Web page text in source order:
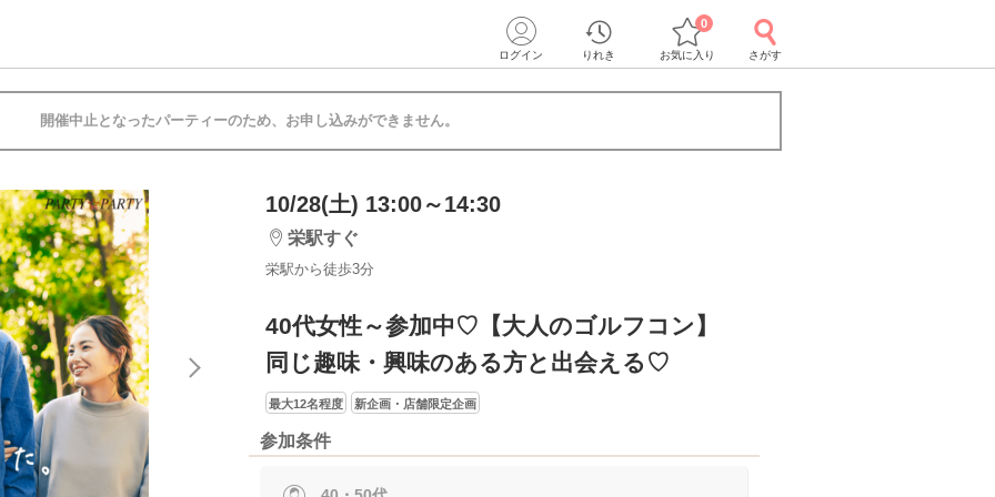
ログイン りれき お気に入り
0
さがす
開催中止となったパーティーのため、お申し込みができません。
10/28(土) 13:00～14:30
栄駅すぐ
栄駅から徒歩3分
40代女性～参加中♡【大人のゴルフコン】
同じ趣味・興味のある方と出会える♡
最大12名程度 新企画・店舗限定企画
参加条件